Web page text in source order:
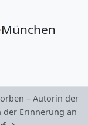
München
– Autorin der
der Erinnerung an